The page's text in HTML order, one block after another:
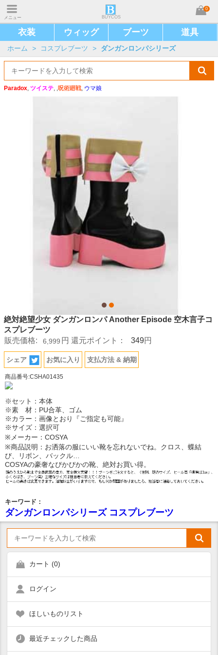
メニュー BUYCOS
0
衣装 ウィッグ ブーツ 道具
ホーム > コスプレブーツ > ダンガンロンパシリーズ
Paradox, ツイステ, ,呪術廻戦, ウマ娘
絶対絶望少女 ダンガンロンパ Another Episode 空木言子コ
スプレブーツ
販売価格:
6,999 円 還元ポイント： 349円
シェア お気に入り 支払方法 & 納期
商品番号:CSHA01435
※セット：本体
※素 材：PU合革、ゴム
※カラー：画像とおり『ご指定も可能』
※サイズ：選択可
※メーカー：COSYA
※商品説明：お洒落の服にいい靴を忘れないでね。クロス、蝶結
び、リボン、バックル…
COSYAの豪奢なぴかぴかの靴、絶対お買い得。
キーワード：
ダンガンロンパシリーズ コスプレブーツ
カート (0)
ログイン
ほしいものリスト
最近チェックした商品